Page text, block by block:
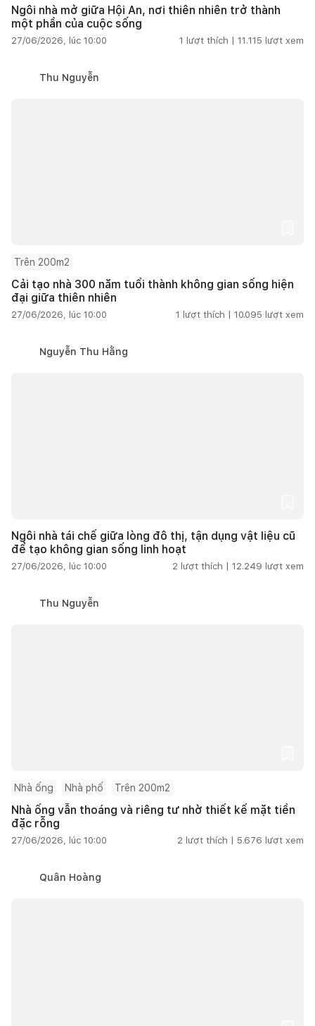
Ngôi nhà mở giữa Hội An, nơi thiên nhiên trở thành
một phần của cuộc sống
27/06/2026, lúc 10:00 1 lượt thích | 11.115 lượt xem
Thu Nguyễn
Trên 200m2
Cải tạo nhà 300 năm tuổi thành không gian sống hiện
đại giữa thiên nhiên
27/06/2026, lúc 10:00 1 lượt thích | 10.095 lượt xem
Nguyễn Thu Hằng
Ngôi nhà tái chế giữa lòng đô thị, tận dụng vật liệu cũ
để tạo không gian sống linh hoạt
27/06/2026, lúc 10:00 2 lượt thích | 12.249 lượt xem
Thu Nguyễn
Nhà ống Nhà phố Trên 200m2
Nhà ống vẫn thoáng và riêng tư nhờ thiết kế mặt tiền
đặc rỗng
27/06/2026, lúc 10:00 2 lượt thích | 5.676 lượt xem
Quân Hoàng